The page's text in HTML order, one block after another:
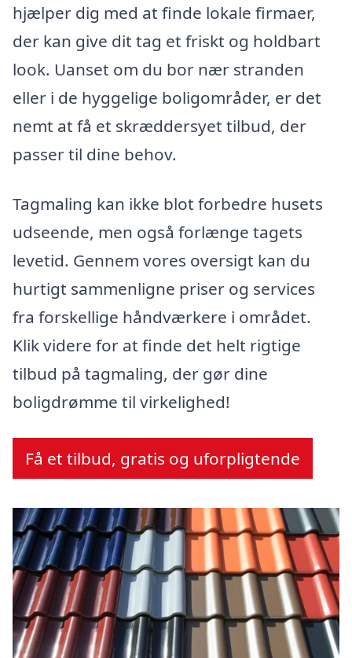
hjælper dig med at finde lokale firmaer,
der kan give dit tag et friskt og holdbart
look. Uanset om du bor nær stranden
eller i de hyggelige boligområder, er det
nemt at få et skræddersyet tilbud, der
passer til dine behov.
Tagmaling kan ikke blot forbedre husets
udseende, men også forlænge tagets
levetid. Gennem vores oversigt kan du
hurtigt sammenligne priser og services
fra forskellige håndværkere i området.
Klik videre for at finde det helt rigtige
tilbud på tagmaling, der gør dine
boligdrømme til virkelighed!
Få et tilbud, gratis og uforpligtende